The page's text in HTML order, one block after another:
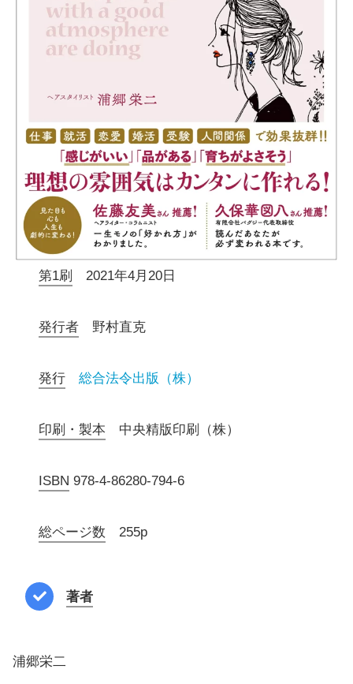
第1刷 2021年4月20日
発行者 野村直克
発行 総合法令出版（株）
印刷・製本 中央精版印刷（株）
ISBN 978-4-86280-794-6
総ページ数 255p
著者
浦郷栄二